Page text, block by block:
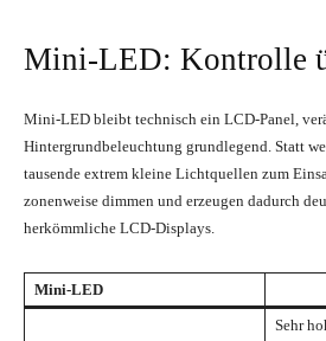
Mini-LED: Kontrolle
Mini-LED bleibt technisch ein LCD-Panel,
Hintergrundbeleuchtung grundlegend. Statt
tausende extrem kleine Lichtquellen zum
zonenweise dimmen und erzeugen dadurch
herkömmliche LCD-Displays.
Mini-LED
Sehr